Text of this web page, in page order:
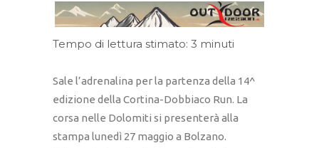
Tempo di lettura stimato: 3 minuti
Sale l’adrenalina per la partenza della 14^
edizione della Cortina-Dobbiaco Run. La
corsa nelle Dolomiti si presenterà alla
stampa lunedì 27 maggio a Bolzano.